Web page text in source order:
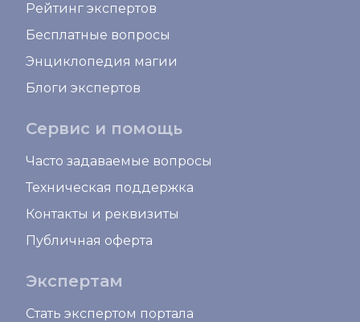
Рейтинг экспертов
Бесплатные вопросы
Энциклопедия магии
Блоги экспертов
Сервис и помощь
Часто задаваемые вопросы
Техническая поддержка
Контакты и реквизиты
Публичная оферта
Экспертам
Стать экспертом портала